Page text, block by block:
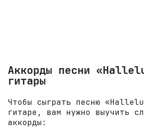
Аккорды песни
гитары
Чтобы сыграть песню
гитаре, вам нужно выучить
аккорды: